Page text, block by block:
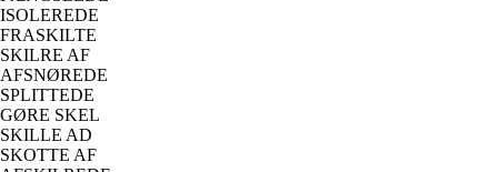
ISOLEREDE
FRASKILTE
SKILRE AF
AFSNØREDE
SPLITTEDE
GØRE SKEL
SKILLE AD
SKOTTE AF